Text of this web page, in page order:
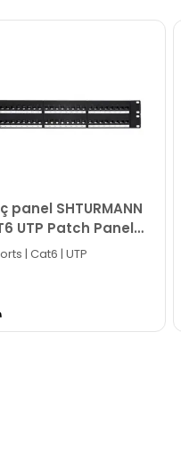
PND48-UC6
varsa təcrübəli
PND48-UC6
panel SHTURMANN
UTP Patch Panel
- SLT %35117
| Cat6 | UTP